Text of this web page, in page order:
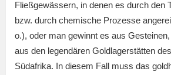
Fließgewässern, in denen es durch den
bzw. durch chemische Prozesse
o.), oder man gewinnt es aus
aus den legendären Goldlagerstätten
Südafrika. In diesem Fall muss das